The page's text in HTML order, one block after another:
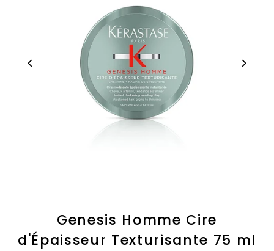
Genesis Homme Cire
d'Épaisseur Texturisante 75 ml